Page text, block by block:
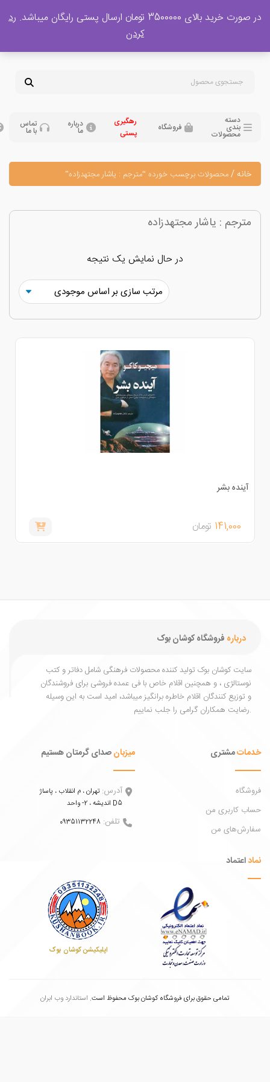
پشتیبانی فروش
09120329397
بندی
محصولات
فروشگاه درباره تماس
محصولات برچسب خورده “مترجم : یاشار مجتهدزاده”
: یاشار مجتهدزاده
در حال نمایش یک نتیجه
بشر
141,000تومان
فروشگاه کوشان بوک
کوشان بوک تولید کننده محصولات فرهنگی شامل دفاتر و کتب
، و همچنین اقلام خاص با فی عمده فروشی برای فروشندگان
کنندگان اقلام خاطره برانگیز میباشد، امید است به این وسیله
مشتری
کاربری من
من
صدای گرمتان هستیم
آدرس:تهران ، م انقلاب ، پاساژ
تلفن:09351132248
اپلیکیشن کوشان بوک
تمامی حقوق برای فروشگاه کوشان بوک محفوظ است.استاندارد وب ابران
3500000 تومان ارسال پستی رایگان میباشد.
رد